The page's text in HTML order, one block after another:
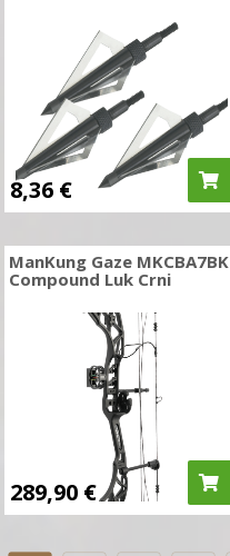
8,36 €
ManKung Gaze MKCBA7BK
Compound Luk Crni
289,90 €